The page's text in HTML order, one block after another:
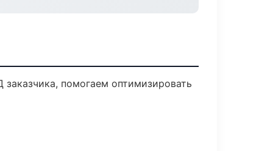
помогаем оптимизировать